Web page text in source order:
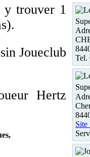
y trouver 1
Joueclub
Hertz
Tel.
Site